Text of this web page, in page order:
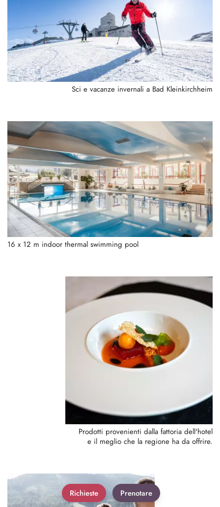
Sci e vacanze invernali a Bad Kleinkirchheim
16 x 12 m indoor thermal swimming pool
Prodotti provenienti dalla fattoria dell'hotel
e il meglio che la regione ha da offrire.
Richieste Prenotare